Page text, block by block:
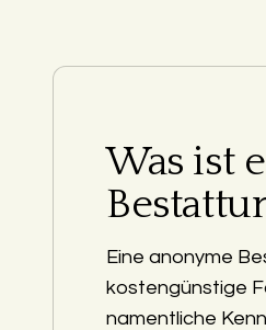
Was ist
Eine anonyme
kostengünstige
namentliche